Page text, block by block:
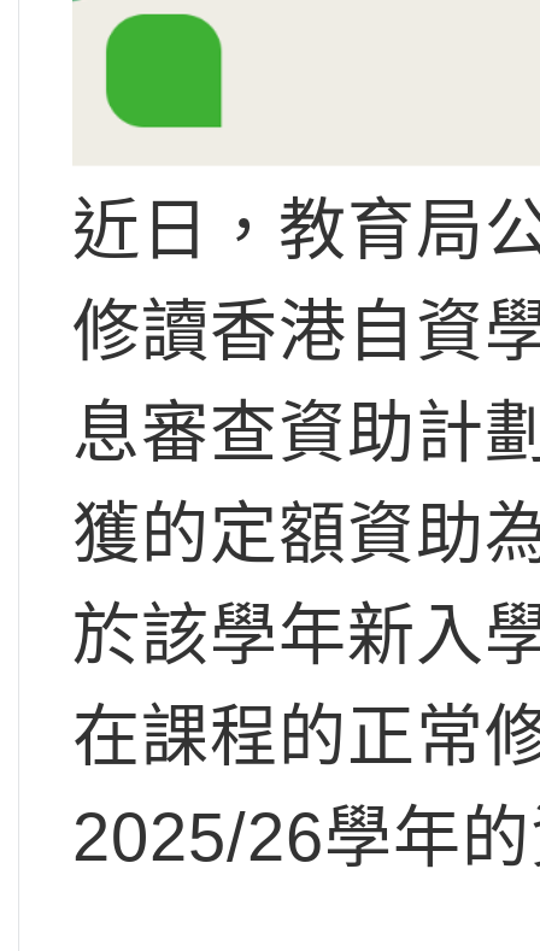
近日，教育局
修讀香港自資
息審查資助計
獲的定額資助
於該學年新入
在課程的正常
2025/26學年